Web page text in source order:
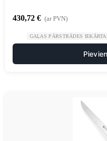
430,72 € (ar PVN)
GAĻAS PĀRSTRĀDES